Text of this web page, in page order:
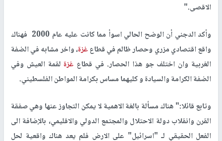
الاقصى."
وأكد الدجني أن الوضح الحالي اسوأ مما كانت عليه عام 2000 فهناك
واقع اقتصادي مزري وحصار ظالم في قطاعغزة، واخر مشابه في الضفة
الغربية وان اختلف جو هذا الحصار. في قطاع غزة لقمة العيش وفي
الضفة الكرامة والسيادة و كليهما مساس بكرامة المواطن الفلسطيني.
وتابع قائلا:" هناك مسألة بالغة الاهمية لا يمكن التجاوز عنها وهي صفقة
القرن وانقلاب دولة الاحتلال والمجتمع الدولي والاقليمي، بالإضافة الى
الفعل الحقيقي لـ "اسرائيل" على الارض فلم يعد هناك واقعية لحل